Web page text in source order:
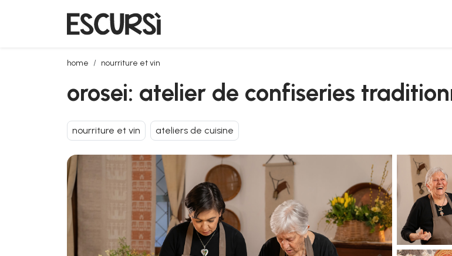
home nourriture et vin
orosei: atelier de confiseries traditionnelles sardes
orosei: atelier de confiseries
nourriture et vin ateliers de cuisine